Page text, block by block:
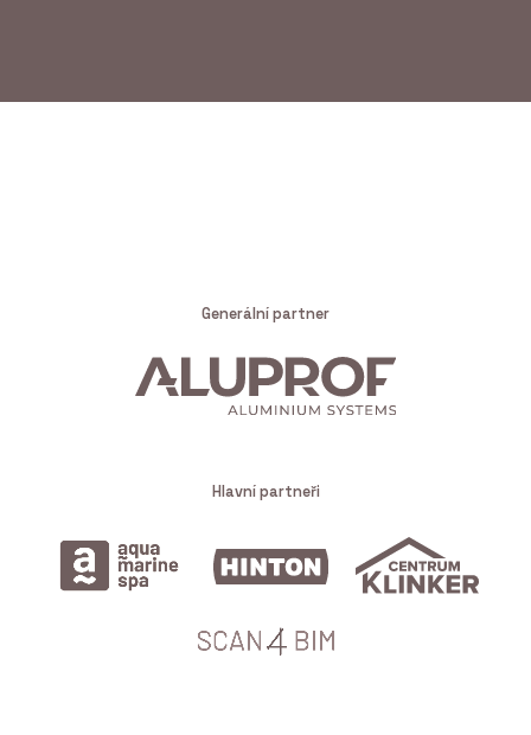
podhledy Eurocoustic -
Rigips
PRODUKTY
Generální partner
Hlavní partneři